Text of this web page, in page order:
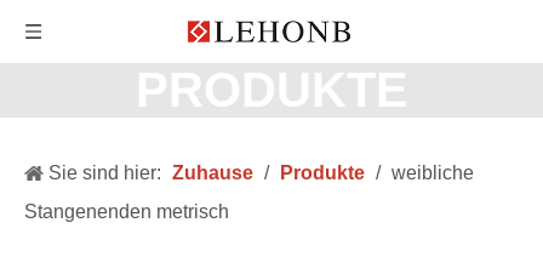
PRODUKTE
Sie sind hier: Zuhause / Produkte / weibliche
Stangenenden metrisch